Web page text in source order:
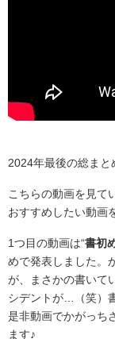
2024年最後の総まと
こちらの動画を見て
おすすめしたい動画
1つ目の動画は“書初
めで発表しました。
が、まさかの書いて
シデントが…（笑）
是非動画でかがっち
ます♪